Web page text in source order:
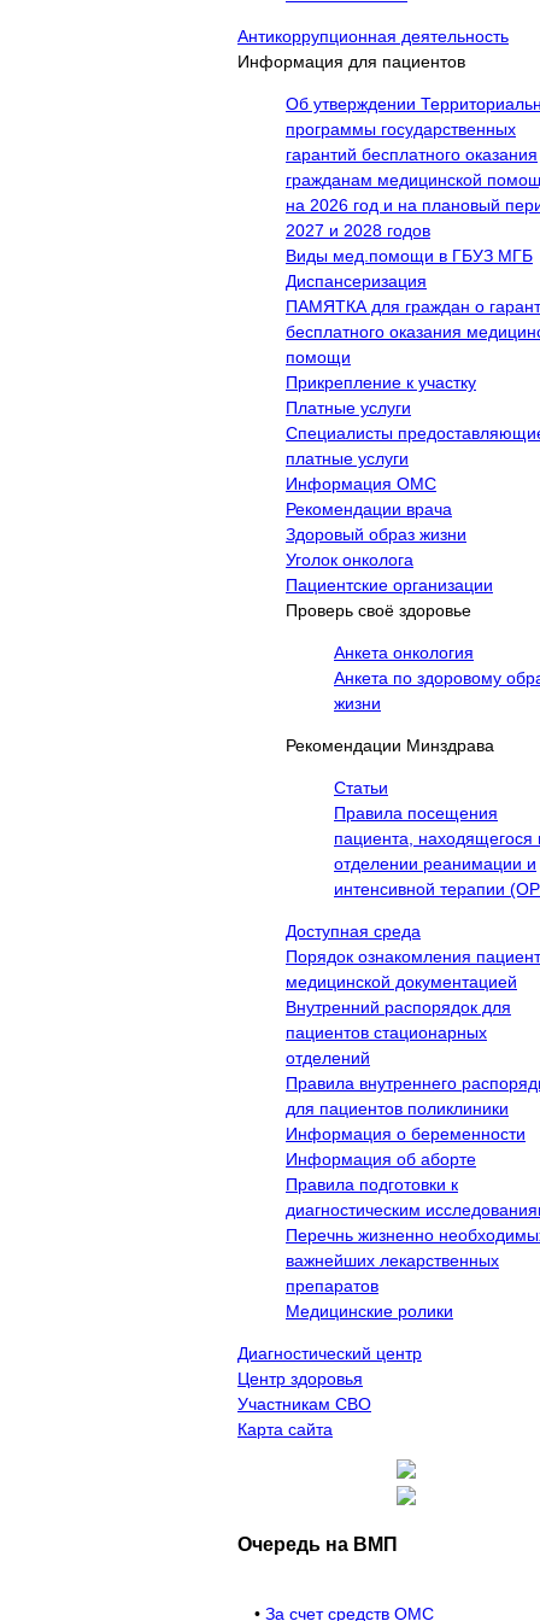
Антикоррупционная деятельность
Информация для пациентов
Об утверждении
программы государственных
гарантий бесплатного оказания
гражданам медицинской
на 2026 год и на плановый
2027 и 2028 годов
Виды мед.помощи в ГБУЗ МГБ
Диспансеризация
ПАМЯТКА для граждан о
бесплатного оказания
помощи
Прикрепление к участку
Платные услуги
Специалисты
платные услуги
Информация ОМС
Рекомендации врача
Здоровый образ жизни
Уголок онколога
Пациентские организации
Проверь своё здоровье
Анкета онкология
Анкета по здоровому
жизни
Рекомендации Минздрава
Статьи
Правила посещения
пациента, находящегося
отделении реанимации и
интенсивной терапии
Доступная среда
Порядок ознакомления
медицинской документацией
Внутренний распорядок для
пациентов стационарных
отделений
Правила внутреннего
для пациентов поликлиники
Информация о беременности
Информация об аборте
Правила подготовки к
диагностическим
Перечнь жизненно
важнейших лекарственных
препаратов
Медицинские ролики
Диагностический центр
Центр здоровья
Участникам СВО
Карта сайта
Очередь на ВМП
• За счет средств ОМС